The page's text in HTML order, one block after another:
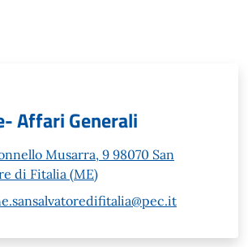
Affari Generali
Musarra, 9 98070 San
di Fitalia (ME)